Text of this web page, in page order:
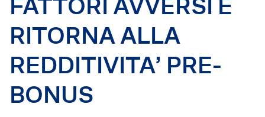
FATTORI AVVERSI E
RITORNA ALLA
REDDITIVITA’ PRE-
BONUS